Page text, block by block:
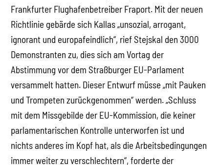
Frankfurter Flughafenbetreiber Fraport. Mit der neuen
Richtlinie gebärde sich Kallas „unsozial, arrogant,
ignorant und europafeindlich“, rief Stejskal den 3000
Demonstranten zu, dies sich am Vortag der
Abstimmung vor dem Straßburger EU-Parlament
versammelt hatten. Dieser Entwurf müsse „mit Pauken
und Trompeten zurückgenommen“ werden. „Schluss
mit dem Missgebilde der EU-Kommission, die keiner
parlamentarischen Kontrolle unterworfen ist und
nichts anderes im Kopf hat, als die Arbeitsbedingungen
immer weiter zu verschlechtern“, forderte der